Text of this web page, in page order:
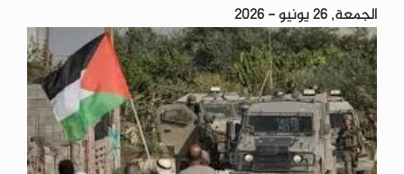
الجمعة, 26 يونيو - 2026